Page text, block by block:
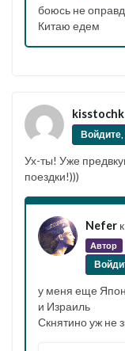
боюсь не
Китаю едем
Войдите,
Ух-ты! Уже
поездки!)))
Nefer к
Автор
у меня еще
и Израиль
Скнятино уж не